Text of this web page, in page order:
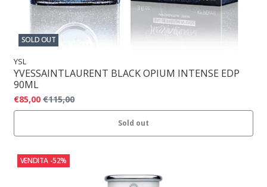
SOLD OUT
YSL
YVESSAINTLAURENT BLACK OPIUM INTENSE EDP
90ML
€85,00 €115,00
Sold out
VENDITA -52%